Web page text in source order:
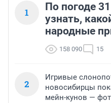
1
По погоде
узнать,
народные
158 090 15
2
Игривые
новосибирцы
мейн-кунов —